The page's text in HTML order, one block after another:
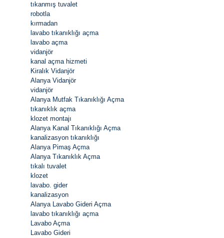
tıkanmış tuvalet
robotla
kırmadan
lavabo tıkanıklığı açma
lavabo açma
vidanjör
kanal açma hizmeti
Kiralık Vidanjör
Alanya Vidanjör
vidanjör
Alanya Mutfak Tıkanıklığı Açma
tıkanıklık açma
klozet montajı
Alanya Kanal Tıkanıklığı Açma
kanalizasyon tıkanıklığı
Alanya Pimaş Açma
Alanya Tıkanıklık Açma
tıkalı tuvalet
klozet
lavabo. gider
kanalizasyon
Alanya Lavabo Gideri Açma
lavabo tıkanıklığı açma
Lavabo Açma
Lavabo Gideri